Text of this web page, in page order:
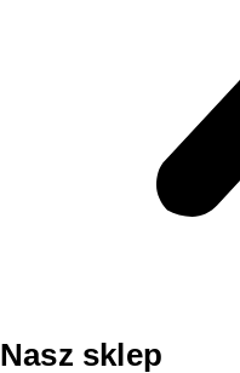
Nasz sklep